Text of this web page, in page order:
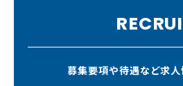
募集要項や待遇など求